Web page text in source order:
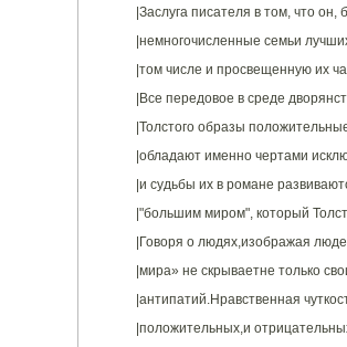
|Заслуга писателя в том, что
|немногочисленные семьи
|том числе и просвещенную их
|Все передовое в среде
|Толстого образы
|обладают именно чертами
|и судьбы их в романе
|"большим миром", который
|Говоря о людях,изображая
|мира» не скрываетне только
|антипатий.Нравственная
|положительных,и